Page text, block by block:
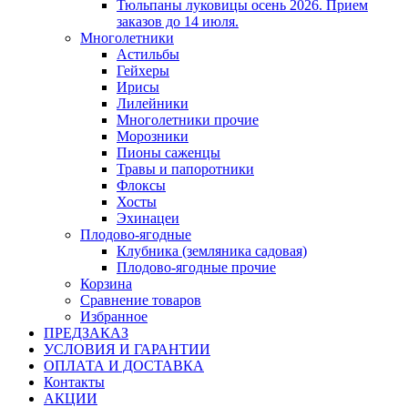
Тюльпаны луковицы осень 2026. Прием
заказов до 14 июля.
Многолетники
Астильбы
Гейхеры
Ирисы
Лилейники
Многолетники прочие
Морозники
Пионы саженцы
Травы и папоротники
Флоксы
Хосты
Эхинацеи
Плодово-ягодные
Клубника (земляника садовая)
Плодово-ягодные прочие
Корзина
Сравнение товаров
Избранное
ПРЕДЗАКАЗ
УСЛОВИЯ И ГАРАНТИИ
ОПЛАТА И ДОСТАВКА
Контакты
АКЦИИ